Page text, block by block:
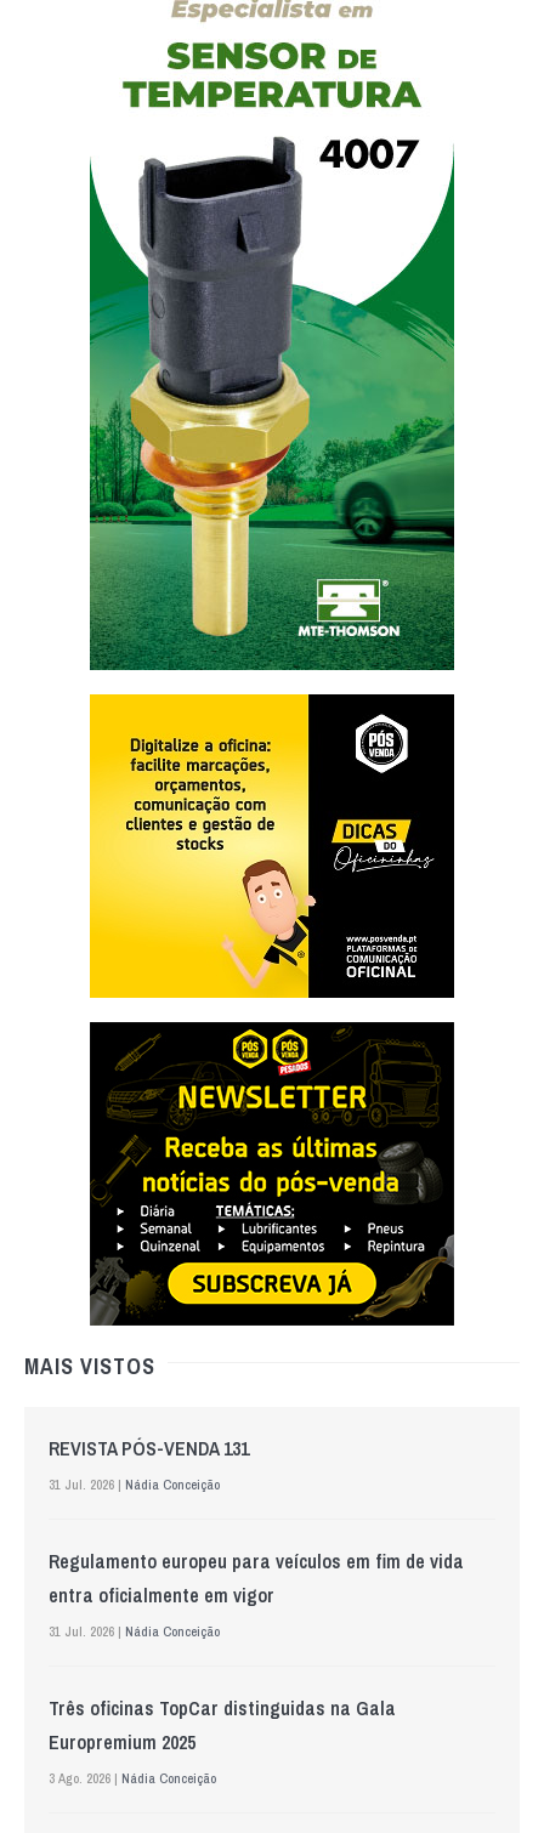
MAIS VISTOS
REVISTA PÓS-VENDA 131
31 Jul. 2026 | Nádia Conceição
Regulamento europeu para veículos em fim de vida
entra oficialmente em vigor
31 Jul. 2026 | Nádia Conceição
Três oficinas TopCar distinguidas na Gala
Europremium 2025
3 Ago. 2026 | Nádia Conceição